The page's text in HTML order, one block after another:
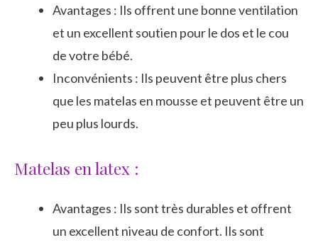
Avantages : Ils offrent une bonne ventilation
et un excellent soutien pour le dos et le cou
de votre bébé.
Inconvénients : Ils peuvent être plus chers
que les matelas en mousse et peuvent être un
peu plus lourds.
Matelas en latex :
Avantages : Ils sont très durables et offrent
un excellent niveau de confort. Ils sont